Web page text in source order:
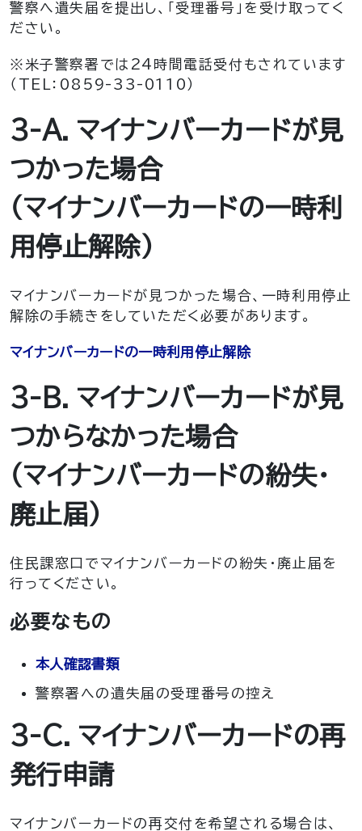
警察へ遺失届を提出し、「受理番号」を受け取ってく
ださい。
※米子警察署では24時間電話受付もされています
（TEL：0859-33-0110）
3-A．マイナンバーカードが見
つかった場合
（マイナンバーカードの一時利
用停止解除）
マイナンバーカードが見つかった場合、一時利用停止
解除の手続きをしていただく必要があります。
マイナンバーカードの一時利用停止解除
3-B．マイナンバーカードが見
つからなかった場合
（マイナンバーカードの紛失・
廃止届）
住民課窓口でマイナンバーカードの紛失・廃止届を
行ってください。
必要なもの
本人確認書類
警察署への遺失届の受理番号の控え
3-C．マイナンバーカードの再
発行申請
マイナンバーカードの再交付を希望される場合は、